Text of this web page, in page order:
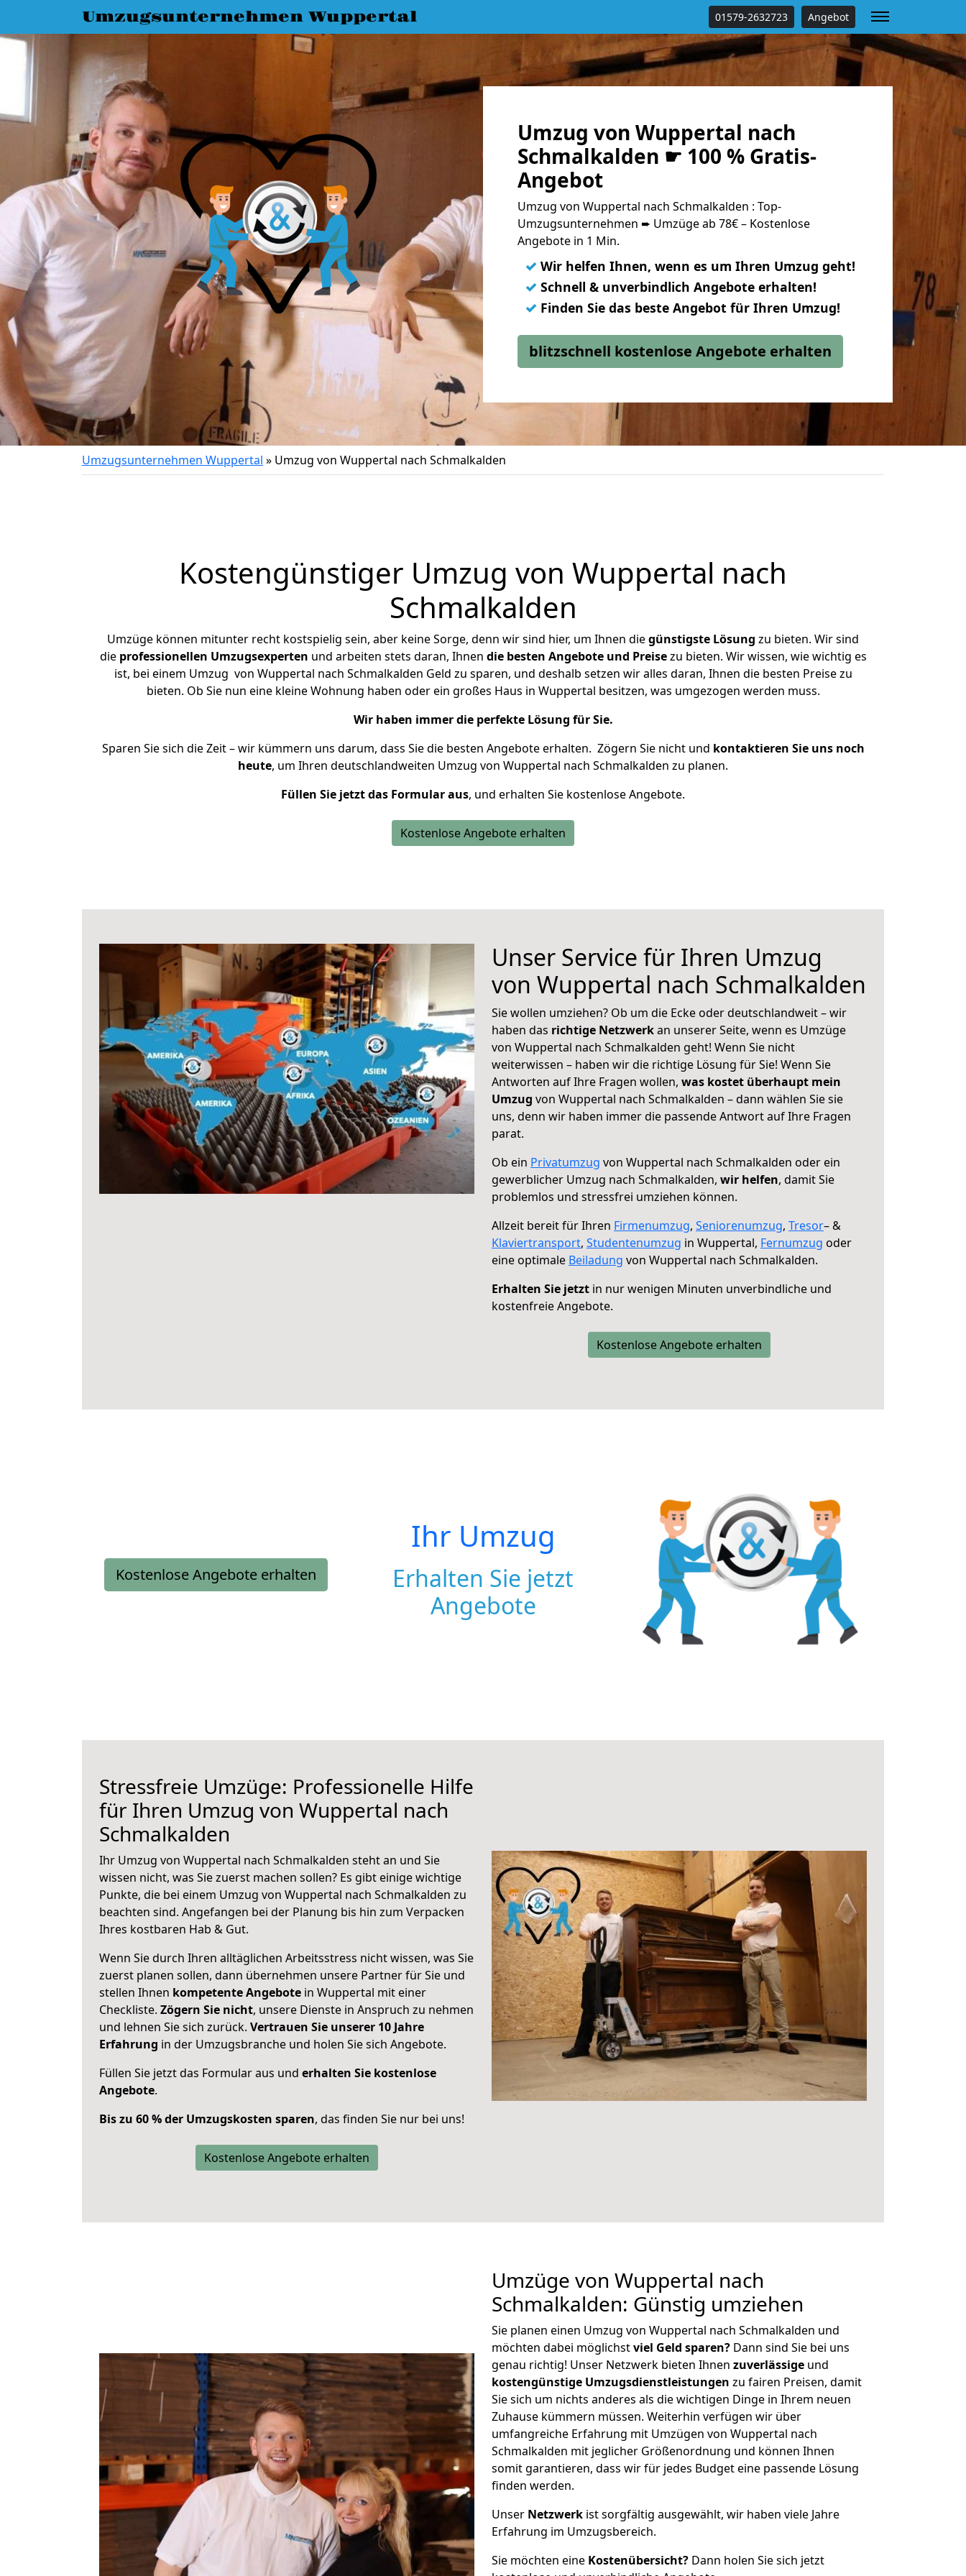
Umzugsunternehmen Wuppertal 01579-2632723 Angebot
Umzug von Wuppertal nach
Schmalkalden ☛ 100 % Gratis-
Angebot
Umzug von Wuppertal nach Schmalkalden : Top-
Umzugsunternehmen ➨ Umzüge ab 78€ – Kostenlose
Angebote in 1 Min.
✓ Wir helfen Ihnen, wenn es um Ihren Umzug geht!
✓ Schnell & unverbindlich Angebote erhalten!
✓ Finden Sie das beste Angebot für Ihren Umzug!
blitzschnell kostenlose Angebote erhalten
Umzugsunternehmen Wuppertal » Umzug von Wuppertal nach Schmalkalden
Kostengünstiger Umzug von Wuppertal nach
Schmalkalden
Umzüge können mitunter recht kostspielig sein, aber keine Sorge, denn wir sind hier, um Ihnen diegünstigste Lösung zu bieten. Wir sind
die professionellen Umzugsexperten und arbeiten stets daran, Ihnen die besten Angebote und Preisezu bieten. Wir wissen, wie wichtig es
ist, bei einem Umzug von Wuppertal nach Schmalkalden Geld zu sparen, und deshalb setzen wir alles daran, Ihnen die besten Preise zu
bieten. Ob Sie nun eine kleine Wohnung haben oder ein großes Haus in Wuppertal besitzen, was umgezogen werden muss.
Wir haben immer die perfekte Lösung für Sie.
Sparen Sie sich die Zeit – wir kümmern uns darum, dass Sie die besten Angebote erhalten. Zögern Sie nicht und kontaktieren Sie uns noch
heute, um Ihren deutschlandweiten Umzug von Wuppertal nach Schmalkalden zu planen.
Füllen Sie jetzt das Formular aus, und erhalten Sie kostenlose Angebote.
Kostenlose Angebote erhalten
Unser Service für Ihren Umzug
von Wuppertal nach Schmalkalden
Sie wollen umziehen? Ob um die Ecke oder deutschlandweit – wir
haben das richtige Netzwerkan unserer Seite, wenn es Umzüge
von Wuppertal nach Schmalkalden geht! Wenn Sie nicht
weiterwissen – haben wir die richtige Lösung für Sie! Wenn Sie
Antworten auf Ihre Fragen wollen, was kostet überhaupt mein
Umzug von Wuppertal nach Schmalkalden – dann wählen Sie sie
uns, denn wir haben immer die passende Antwort auf Ihre Fragen
parat.
Ob ein Privatumzug von Wuppertal nach Schmalkalden oder ein
gewerblicher Umzug nach Schmalkalden, wir helfen, damit Sie
problemlos und stressfrei umziehen können.
Allzeit bereit für Ihren Firmenumzug, Seniorenumzug, Tresor– &
Klaviertransport, Studentenumzug in Wuppertal, Fernumzug oder
eine optimale Beiladung von Wuppertal nach Schmalkalden.
Erhalten Sie jetzt in nur wenigen Minuten unverbindliche und
kostenfreie Angebote.
Kostenlose Angebote erhalten
Kostenlose Angebote erhalten
Ihr Umzug
Erhalten Sie jetzt
Angebote
Stressfreie Umzüge: Professionelle Hilfe
für Ihren Umzug von Wuppertal nach
Schmalkalden
Ihr Umzug von Wuppertal nach Schmalkalden steht an und Sie
wissen nicht, was Sie zuerst machen sollen? Es gibt einige wichtige
Punkte, die bei einem Umzug von Wuppertal nach Schmalkalden zu
beachten sind. Angefangen bei der Planung bis hin zum Verpacken
Ihres kostbaren Hab & Gut.
Wenn Sie durch Ihren alltäglichen Arbeitsstress nicht wissen, was Sie
zuerst planen sollen, dann übernehmen unsere Partner für Sie und
stellen Ihnen kompetente Angebote in Wuppertal mit einer
Checkliste. Zögern Sie nicht, unsere Dienste in Anspruch zu nehmen
und lehnen Sie sich zurück. Vertrauen Sie unserer 10 Jahre
Erfahrung in der Umzugsbranche und holen Sie sich Angebote.
Füllen Sie jetzt das Formular aus und erhalten Sie kostenlose
Angebote.
Bis zu 60 % der Umzugskosten sparen, das finden Sie nur bei uns!
Kostenlose Angebote erhalten
Umzüge von Wuppertal nach
Schmalkalden: Günstig umziehen
Sie planen einen Umzug von Wuppertal nach Schmalkalden und
möchten dabei möglichstviel Geld sparen? Dann sind Sie bei uns
genau richtig! Unser Netzwerk bieten Ihnen zuverlässige und
kostengünstige Umzugsdienstleistungen zu fairen Preisen, damit
Sie sich um nichts anderes als die wichtigen Dinge in Ihrem neuen
Zuhause kümmern müssen. Weiterhin verfügen wir über
umfangreiche Erfahrung mit Umzügen von Wuppertal nach
Schmalkalden mit jeglicher Größenordnung und können Ihnen
somit garantieren, dass wir für jedes Budget eine passende Lösung
finden werden.
Unser Netzwerk ist sorgfältig ausgewählt, wir haben viele Jahre
Erfahrung im Umzugsbereich.
Sie möchten eine Kostenübersicht? Dann holen Sie sich jetzt